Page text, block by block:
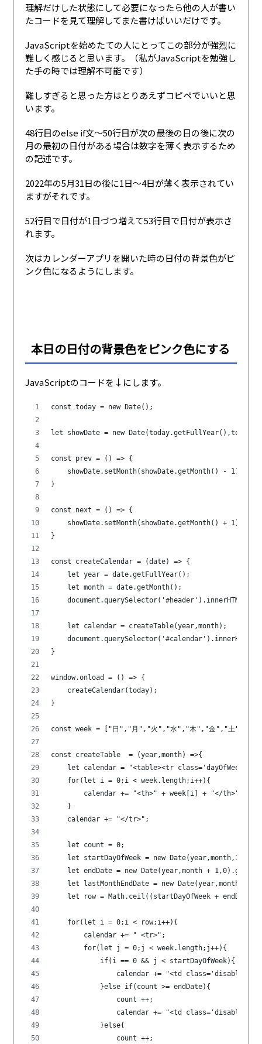
理解だけした状態にして必要になったら他の人が書い
たコードを見て理解してまた書けばいいだけです。
JavaScriptを始めたての人にとってこの部分が強烈に
難しく感じると思います。（私がJavaScriptを勉強し
た手の時では理解不可能です）
難しすぎると思った方はとりあえずコピペでいいと思
います。
48行目のelse if文〜50行目が次の最後の日の後に次の
月の最初の日付がある場合は数字を薄く表示するため
の記述です。
2022年の5月31日の後に1日〜4日が薄く表示されてい
ますがそれです。
52行目で日付が1日づつ増えて53行目で日付が表示さ
れます。
次はカレンダーアプリを開いた時の日付の背景色がピ
ンク色になるようにします。
本日の日付の背景色をピンク色にする
JavaScriptのコードを↓にします。
const today = new Date();
let showDate = new
const prev = () => {
    showDate.setMonth(showDate.getMonth() - 1);
}
const next = () => {
    showDate.setMonth(showDate.getMonth() + 1);
}
const createCalendar = (date) => {
    let year = date.getFullYear();
    let month = date.getMonth();
document.querySelector('#header').innerHTML =
    let calendar = createTable(year,month);
document.querySelector('#calendar').innerHTML =
}
window.onload = () => {
    createCalendar(today);
}
const week = ["日","月","火","水","木","金","土"];
const createTable  = (year,month) =>{
    let calendar = "<table><tr class='dayOfWeek'>";
    for(let i = 0;i < week.length;i++){
        calendar += "<th>" + week[i] + "</th>";
    }
    calendar += "</tr>";
    let count = 0;
let startDayOfWeek = new
let endDate = new Date(year,month +
let lastMonthEndDate = new
let row = Math.ceil((startDayOfWeek +
    for(let i = 0;i < row;i++){
        calendar += " <tr>";
        for(let j = 0;j < week.length;j++){
            if(i == 0 && j < startDayOfWeek){
calendar += "<td
            }else if(count >= endDate){
                count ++;
calendar += "<td
            }else{
                count ++;